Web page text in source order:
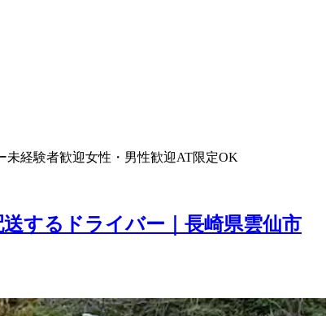
未経験者歓迎女性・男性歓迎AT限定OK
するドライバー｜長崎県雲仙市